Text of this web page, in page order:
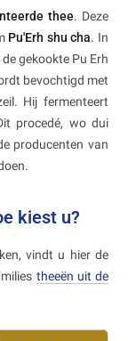
thee. Deze
Pu'Erh shu cha. In
gekookte Pu Erh
bevochtigd met
Hij fermenteert
procedé, wo dui
producenten van
kiest u?
vindt u hier de
theeën uit de